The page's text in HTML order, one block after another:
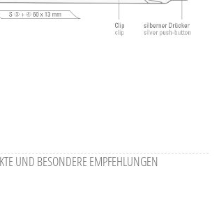
UND BESONDERE EMPFEHLUNGEN